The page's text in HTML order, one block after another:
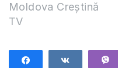
Moldova Creștină
TV